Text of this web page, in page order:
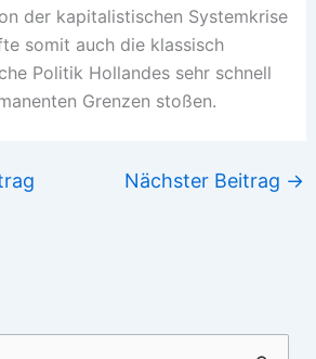
der kapitalistischen Systemkrise
somit auch die klassisch
Politik Hollandes sehr schnell
Grenzen stoßen.
Nächster Beitrag →